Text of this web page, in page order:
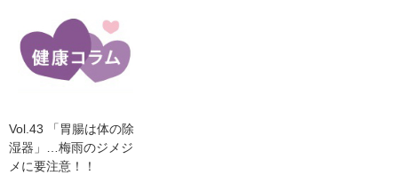
Vol.43 「胃腸は体の除
湿器」…梅雨のジメジ
メに要注意！！